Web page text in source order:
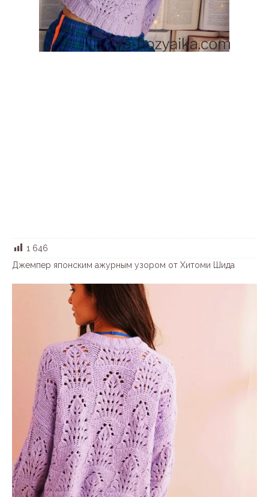
1 646
Джемпер японским ажурным узором от Хитоми Шида